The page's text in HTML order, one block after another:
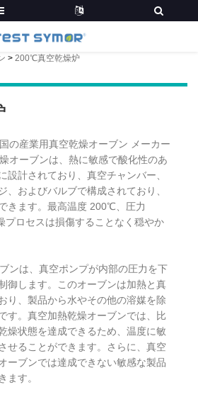
> 200℃真空乾燥炉
の産業用真空乾燥オーブン メーカー
オーブンは、熱に敏感で酸化性のあ
設計されており、真空チャンバー、
、およびバルブで構成されており、
きます。最高温度 200℃、圧力
プロセスは損傷することなく穏やか
ンは、真空ポンプが内部の圧力を下
御します。このオーブンは加熱と真
り、製品から水やその他の溶媒を除
す。真空加熱乾燥オーブンでは、比
燥状態を達成できるため、温度に敏
せることができます。さらに、真空
ーブンでは達成できない敏感な製品
ます。